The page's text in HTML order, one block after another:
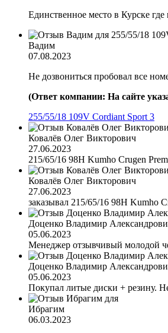
Единственное место в Курске
Вадим
07.08.2023
Не дозвониться пробовал все
(Ответ компании: На сайте
255/55/18 109V Cordiant Sport 3
Ковалёв Олег Викторович
27.06.2023
215/65/16 98H Kumho Crugen
Ковалёв Олег Викторович
27.06.2023
заказывал 215/65/16 98H Kumho
Доценко Владимир
05.06.2023
Менеджер отзывчивый молодой
Доценко Владимир
05.06.2023
Покупал литые диски + резину.
Ибрагим
06.03.2023